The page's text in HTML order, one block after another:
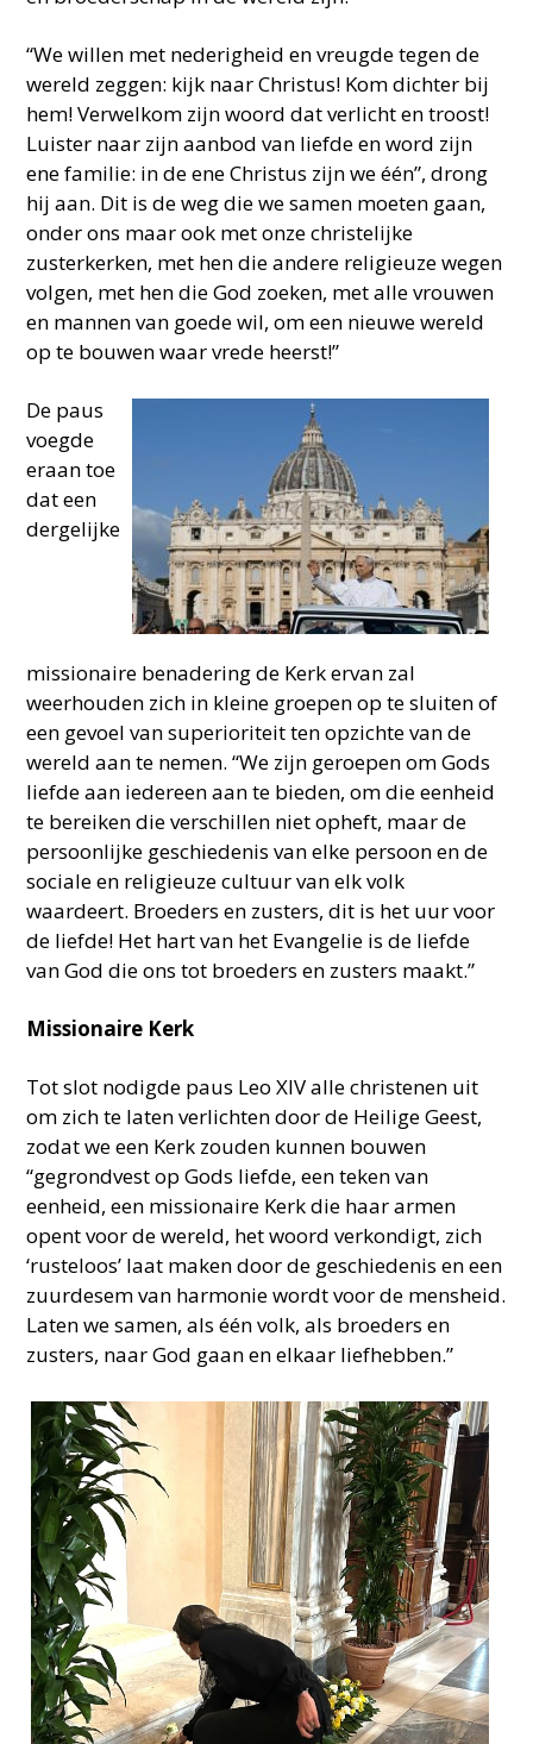
“We willen met nederigheid en vreugde tegen de
wereld zeggen: kijk naar Christus! Kom dichter bij
hem! Verwelkom zijn woord dat verlicht en troost!
Luister naar zijn aanbod van liefde en word zijn
ene familie: in de ene Christus zijn we één”, drong
hij aan. Dit is de weg die we samen moeten gaan,
onder ons maar ook met onze christelijke
zusterkerken, met hen die andere religieuze wegen
volgen, met hen die God zoeken, met alle vrouwen
en mannen van goede wil, om een nieuwe wereld
op te bouwen waar vrede heerst!”
De paus
voegde
eraan toe
dat een
dergelijke
missionaire benadering de Kerk ervan zal
weerhouden zich in kleine groepen op te sluiten of
een gevoel van superioriteit ten opzichte van de
wereld aan te nemen. “We zijn geroepen om Gods
liefde aan iedereen aan te bieden, om die eenheid
te bereiken die verschillen niet opheft, maar de
persoonlijke geschiedenis van elke persoon en de
sociale en religieuze cultuur van elk volk
waardeert. Broeders en zusters, dit is het uur voor
de liefde! Het hart van het Evangelie is de liefde
van God die ons tot broeders en zusters maakt.”
Missionaire Kerk
Tot slot nodigde paus Leo XIV alle christenen uit
om zich te laten verlichten door de Heilige Geest,
zodat we een Kerk zouden kunnen bouwen
“gegrondvest op Gods liefde, een teken van
eenheid, een missionaire Kerk die haar armen
opent voor de wereld, het woord verkondigt, zich
‘rusteloos’ laat maken door de geschiedenis en een
zuurdesem van harmonie wordt voor de mensheid.
Laten we samen, als één volk, als broeders en
zusters, naar God gaan en elkaar liefhebben.”